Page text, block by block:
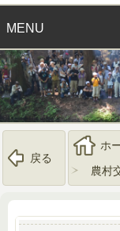
MENU
戻る
ホ
農村